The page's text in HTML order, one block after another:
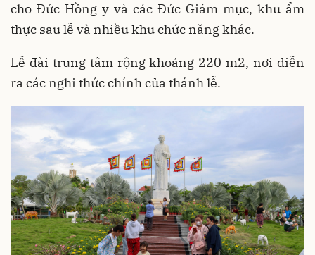
cho Đức Hồng y và các Đức Giám mục, khu ẩm
thực sau lễ và nhiều khu chức năng khác.
Lễ đài trung tâm rộng khoảng 220 m2, nơi diễn
ra các nghi thức chính của thánh lễ.